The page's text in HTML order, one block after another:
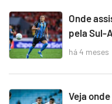
Onde
pela Sul-
há 4 meses
Veja